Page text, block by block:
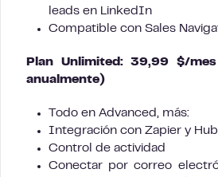
leads en LinkedIn
Compatible con Sales
Plan Unlimited: 39,99 $/
anualmente)
Todo en Advanced, más:
Integración con Zapier y
Control de actividad
Conectar por correo